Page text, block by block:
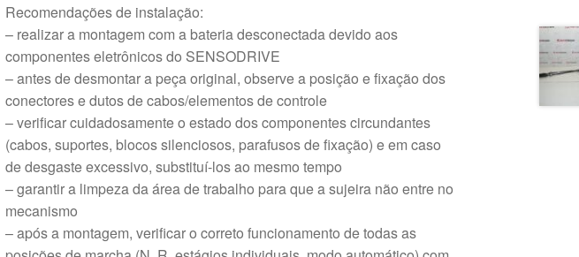
Recomendações de instalação:
– realizar a montagem com a bateria desconectada devido aos
componentes eletrônicos do SENSODRIVE
– antes de desmontar a peça original, observe a posição e fixação dos
conectores e dutos de cabos/elementos de controle
– verificar cuidadosamente o estado dos componentes circundantes
(cabos, suportes, blocos silenciosos, parafusos de fixação) e em caso
de desgaste excessivo, substituí-los ao mesmo tempo
– garantir a limpeza da área de trabalho para que a sujeira não entre no
mecanismo
– após a montagem, verificar o correto funcionamento de todas as